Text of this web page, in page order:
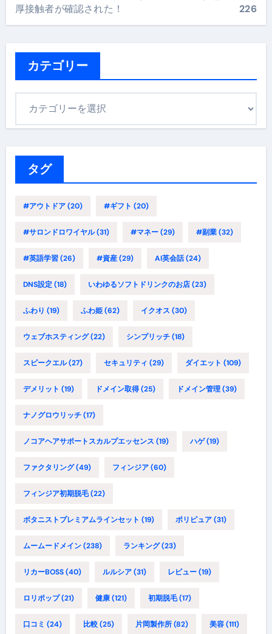
厚接触者が確認された！
226
カテゴリー
タグ
#アウトドア(20) #ギフト (20)
#サロンドロワイヤル(31) #マネー(29) #副業(32)
#英語学習(26) #資産(29) AI英会話(24)
DNS設定(18) いわゆるソフトドリンクのお店(23)
ふわり (19) ふわ姫(62) イクオス (30)
ウェブホスティング(22) シンプリッチ(18)
スピークエル(27) セキュリティ (29) ダイエット (109)
デメリット (19) ドメイン取得(25) ドメイン管理(39)
ナノグロウリッチ(17)
ノコアヘアサポートスカルプエッセンス (19) ハゲ(19)
ファクタリング(49) フィンジア(60)
フィンジア初期脱毛(22)
ボタニストプレミアムラインセット (19) ポリピュア(31)
ムームードメイン(238) ランキング(23)
リカーBOSS(40) ルルシア(31) レビュー(19)
ロリポップ(21) 健康(121) 初期脱毛(17)
口コミ (24) 比較(25) 片岡製作所(82) 美容(111)